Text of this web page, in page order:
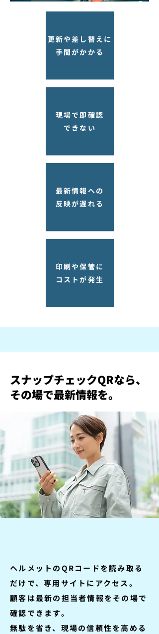
更新や差し替えに
手間がかかる
現場で即確認
できない
最新情報への
反映が遅れる
印刷や保管に
コストが発生
スナップチェックQRなら、
その場で最新情報を。
ヘルメットのQRコードを読み取る
だけで、専用サイトにアクセス。
顧客は最新の担当者情報をその場で
確認できます。
無駄を省き、現場の信頼性を高める